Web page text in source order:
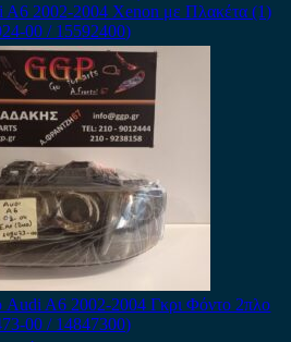
A6 2002-2004 Xenon με Πλακέτα (1)
00 / 15592400)
Audi A6 2002-2004 Γκρι Φόντο 2πλο
00 / 14847300)